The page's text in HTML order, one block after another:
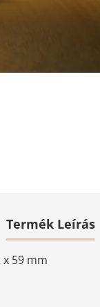
Termék Leírás
59 mm